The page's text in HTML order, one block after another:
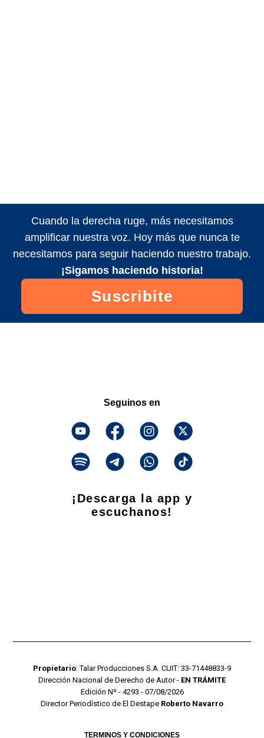
Cuando la derecha ruge, más necesitamos
amplificar nuestra voz. Hoy más que nunca te
necesitamos para seguir haciendo nuestro trabajo.
¡Sigamos haciendo historia!
Suscribite
Seguinos en
¡Descarga la app y
escuchanos!
Propietario: Talar Producciones S.A. CUIT: 33-71448833-9
Dirección Nacional de Derecho de Autor - EN TRÁMITE
Edición Nº - 4293 - 07/08/2026
Director Periodístico de El Destape Roberto Navarro
TERMINOS Y CONDICIONES